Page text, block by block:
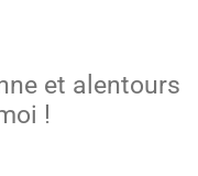
et alentours
!